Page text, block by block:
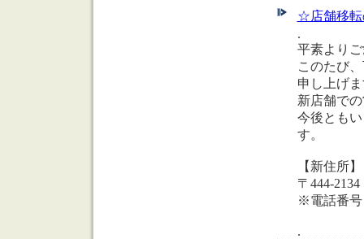
☆店舗移
.
平素より
このたび
申し上げ
新店舗で
今後とも
す。
【新住所】
〒444-
※電話番号
.